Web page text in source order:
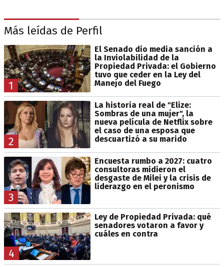
Más leídas de Perfil
1
El Senado dio media sanción a
la Inviolabilidad de la
Propiedad Privada: el Gobierno
tuvo que ceder en la Ley del
Manejo del Fuego
2
La historia real de "Elize:
Sombras de una mujer", la
nueva película de Netflix sobre
el caso de una esposa que
descuartizó a su marido
3
Encuesta rumbo a 2027: cuatro
consultoras midieron el
desgaste de Milei y la crisis de
liderazgo en el peronismo
4
Ley de Propiedad Privada: qué
senadores votaron a favor y
cuáles en contra